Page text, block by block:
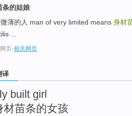
条的姑娘
微薄的人 man of very limited means 身材
...
页-相关网页
译
built girl
材苗条的女孩